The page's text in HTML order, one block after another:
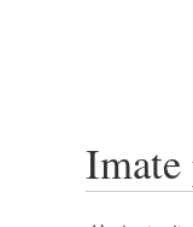
Imate